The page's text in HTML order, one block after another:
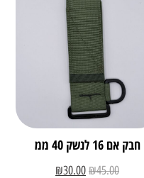
חבק אם 16 לנשק 40 ממ
₪45.00
₪30.00